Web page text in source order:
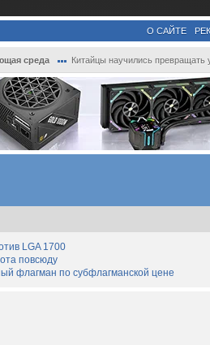
О САЙТЕ
среда Китайцы научились превращать
LGA 1700
повсюду
флагман по субфлагманской цене